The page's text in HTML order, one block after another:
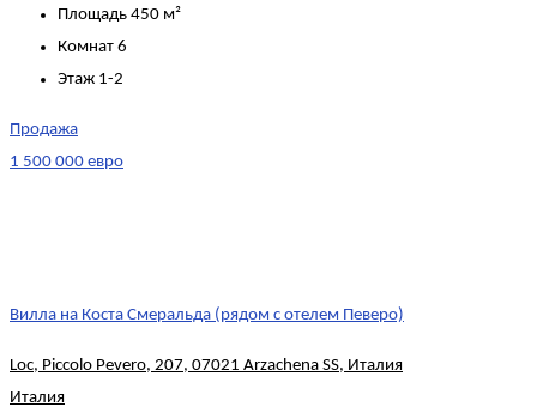
Площадь 450 м²
Комнат 6
Этаж 1-2
Продажа
1 500 000 евро
Вилла на Коста Смеральда (рядом с отелем Певеро)
Loc, Piccolo Pevero, 207, 07021 Arzachena SS, Италия
Италия